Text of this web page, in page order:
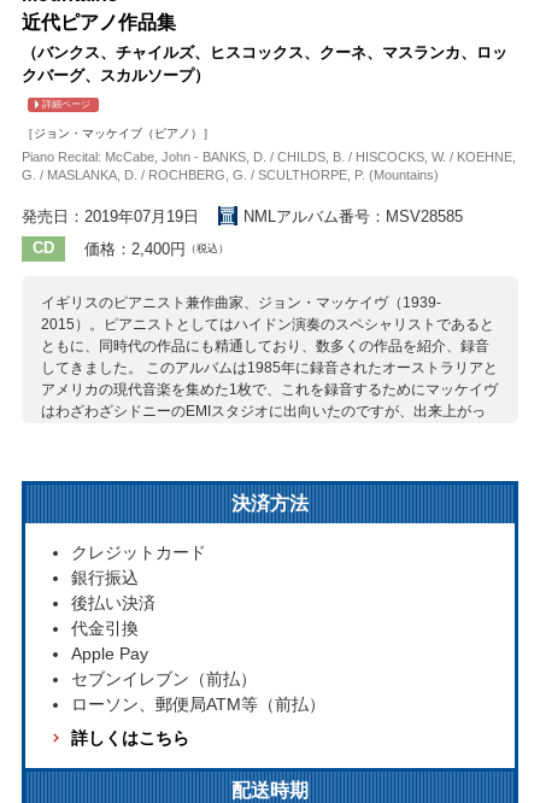
近代ピアノ作品集
（バンクス、チャイルズ、ヒスコックス、クーネ、マスランカ、ロッ
クバーグ、スカルソープ）
詳細ページ
［ジョン・マッケイブ（ピアノ）］
Piano Recital: McCabe, John - BANKS, D. / CHILDS, B. / HISCOCKS, W. / KOEHNE,
G. / MASLANKA, D. / ROCHBERG, G. / SCULTHORPE, P. (Mountains)
発売日：2019年07月19日
NMLアルバム番号：MSV28585
CD
価格：2,400円 （税込）
イギリスのピアニスト兼作曲家、ジョン・マッケイヴ（1939-
2015）。ピアニストとしてはハイドン演奏のスペシャリストであると
ともに、同時代の作品にも精通しており、数多くの作品を紹介、録音
してきました。 このアルバムは1985年に録音されたオーストラリアと
アメリカの現代音楽を集めた1枚で、これを録音するためにマッケイヴ
はわざわざシドニーのEMIスタジオに出向いたのですが、出来上がっ
グ。今回CDとして蘇りました。マッケイヴ自身が選んだ様々なスタイ
ルによる作品は、どれもユニークで聴きごたえのあるものばかりで
収録作曲家：
クーネ
スカルソープ
マスランカ
ロックバーグ
決済方法
クレジットカード
銀行振込
後払い決済
代金引換
Apple Pay
セブンイレブン（前払）
ローソン、郵便局ATM等（前払）
詳しくはこちら
配送時期